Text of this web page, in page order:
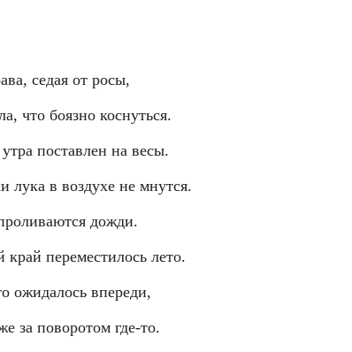
седая от росы,
что боязно коснуться.
поставлен на весы.
лука в воздухе не мнутся.
дожди.
край переместилось лето.
ожидалось впереди,
за поворотом где-то.